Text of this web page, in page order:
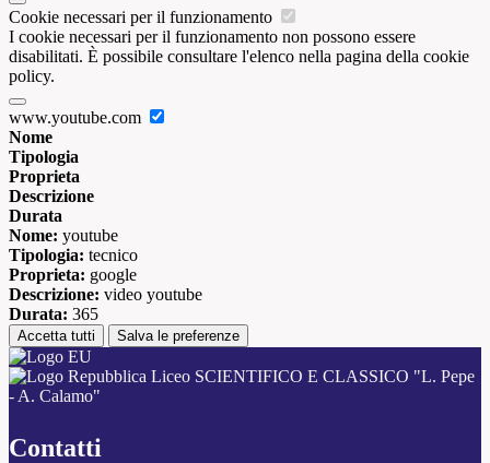
Cookie necessari per il funzionamento
I cookie necessari per il funzionamento non possono essere
disabilitati. È possibile consultare l'elenco nella pagina della cookie
policy.
www.youtube.com
Nome
Tipologia
Proprieta
Descrizione
Durata
Nome: youtube
Tipologia: tecnico
Proprieta: google
Descrizione: video youtube
Durata: 365
Accetta tutti Salva le preferenze
Liceo SCIENTIFICO E CLASSICO "L. Pepe
- A. Calamo"
Contatti